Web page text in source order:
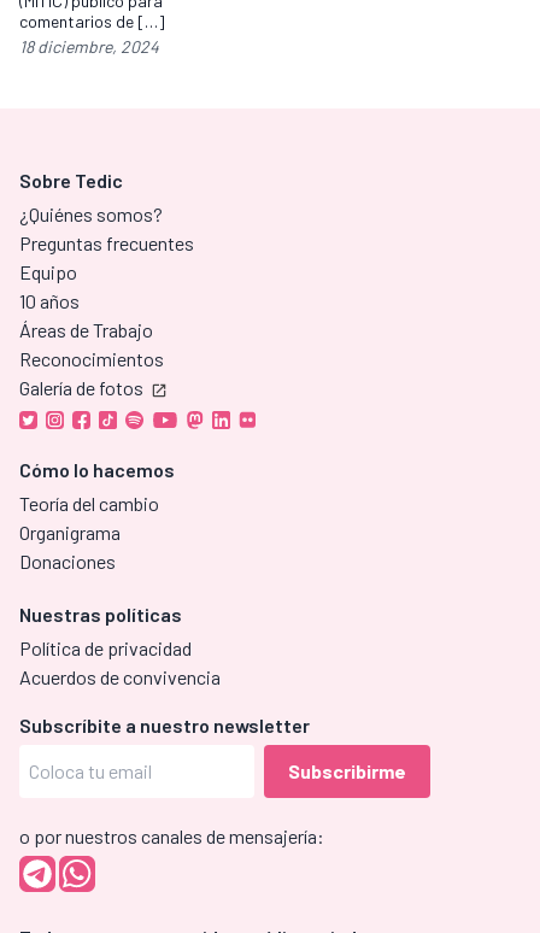
comentarios de […]
18 diciembre, 2024
Sobre Tedic
¿Quiénes somos?
Preguntas frecuentes
Equipo
10 años
Áreas de Trabajo
Reconocimientos
Galería de fotos
Cómo lo hacemos
Teoría del cambio
Organigrama
Donaciones
Nuestras políticas
Política de privacidad
Acuerdos de convivencia
Subscríbite a nuestro newsletter
o por nuestros canales de mensajería: